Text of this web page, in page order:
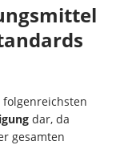
dar, da
gesamten